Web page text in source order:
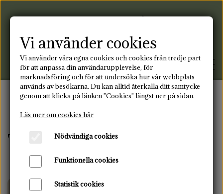
FRAMSIDA
PRODUKTER
MENSTRUATIONSDISK
Framsida Tygkassar
Tygkassar
Vi använder cookies
Vi använder våra egna cookies och cookies från tredje part
för att anpassa din användarupplevelse, för
marknadsföring och för att undersöka hur vår webbplats
används av besökarna. Du kan alltid återkalla ditt samtycke
genom att klicka på länken "Cookies" längst ner på sidan.
Läs mer om cookies här
Nödvändiga cookies
Funktionella cookies
Statistik cookies